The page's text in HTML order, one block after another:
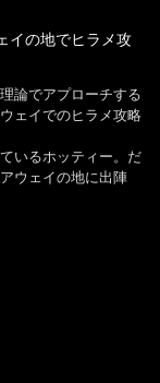
イの地でヒラメ攻
論でアプローチする
ェイでのヒラメ攻略
いるホッティー。だ
ウェイの地に出陣